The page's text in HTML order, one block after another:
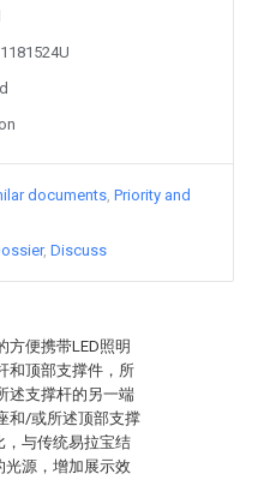
方便携带LED照明
和顶部支撑件，所
述支撑杆的另一端
和/或所述顶部支撑
，与传统易拉宝结
光源，增加展示效
documents Priority and
Discuss